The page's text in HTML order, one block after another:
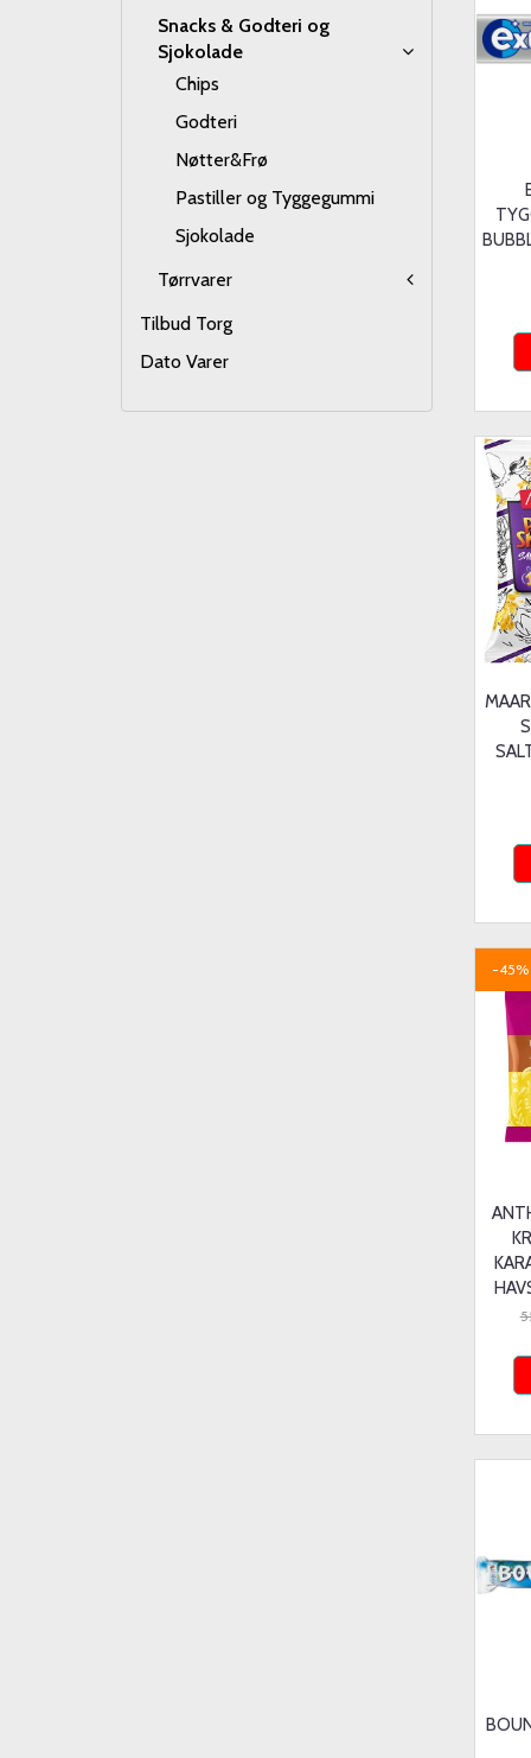
Snacks & Godteri og
Sjokolade
Chips
Godteri
Nøtter&Frø
Pastiller og Tyggegummi
Sjokolade
Tørrvarer
Tilbud Torg
Dato Varer
-45%